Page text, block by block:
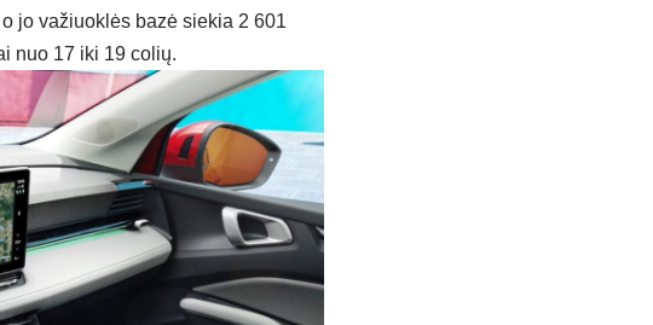
jo važiuoklės bazė siekia 2 601
nuo 17 iki 19 colių.